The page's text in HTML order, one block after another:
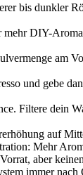
bis dunkler
DIY-
am
und gebe
Filtere dein
auf
Mehr
aber
immer